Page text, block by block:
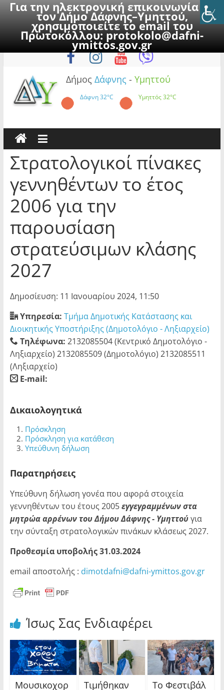
Για την ηλεκτρονική επικοινωνία με
τον Δήμο Δάφνης–Υμηττού,
χρησιμοποιείτε το email του
Πρωτοκόλλου:protokolo@dafni-
ymittos.gov.gr
to
Κυριακή, 9 Αυγούστου 2026
Δήμος Δάφνης - Υμηττού
Δάφνη32°C Υμηττός32°C
Στρατολογικοί πίνακες
γεννηθέντων το έτος
2006 για την
παρουσίαση
στρατεύσιμων κλάσης
2027
Δημοσίευση: 11 Ιανουαρίου 2024, 11:50
Υπηρεσία: Τμήμα Δημοτικής Κατάστασης και
Διοικητικής Υποστήριξης (Δημοτολόγιο - Ληξιαρχείο)
Τηλέφωνα: 2132085504 (Κεντρικό Δημοτολόγιο -
Ληξιαρχείο) 2132085509 (Δημοτολόγιο) 2132085511
(Ληξιαρχείο)
E-mail:
Δικαιολογητικά
Πρόσκληση
Πρόσκληση για κατάθεση
Υπεύθυνη δήλωση
Παρατηρήσεις
Υπεύθυνη δήλωση γονέα που αφορά στοιχεία
γεννηθέντων του έτους 2005εγγεγραμμένων στα
μητρώα αρρένων του Δήμου Δάφνης - Υμηττούγια
την σύνταξη στρατολογικών πινάκων κλάσεως 2027.
Προθεσμία υποβολής 31.03.2024
email αποστολής : dimotdafni@dafni-ymittos.gov.gr
Ίσως Σας Ενδιαφέρει
Μουσικοχορ
Τιμήθηκαν
Το Φεστιβάλ